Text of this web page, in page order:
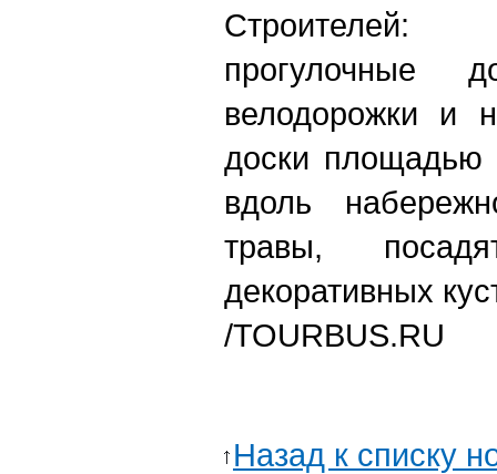
Строителей:
прогулочные
велодорожки и
доски
вдоль
травы,
декоративных
/TOURBUS.RU
Назад к списку